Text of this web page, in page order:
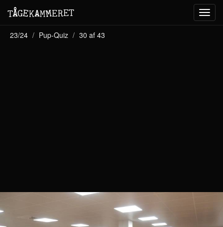
TÅGEKAMMERET
23/24 Pup-Quiz 30 af 43